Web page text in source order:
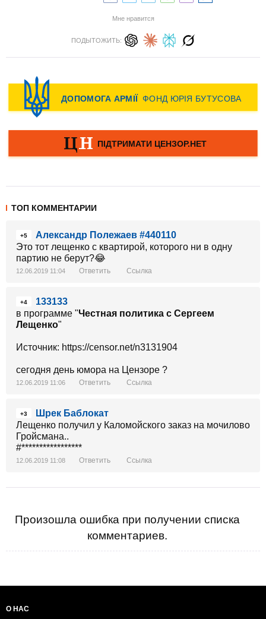
Мне нравится
ПОДЫТОЖИТЬ:
ТОП КОММЕНТАРИИ
+5
Александр Полежаев #440110
Это тот лещенко с квартирой, которого ни в одну
партию не берут?😂
12.06.2019 11:04 Ответить Ссылка
+4
133133
в программе "Честная политика с Сергеем
Лещенко"
Источник: https://censor.net/n3131904
сегодня день юмора на Цензоре ?
12.06.2019 11:06 Ответить Ссылка
+3
Шрек Баблокат
Лещенко получил у Каломойского заказ на мочилово
Гройсмана..
#*****************
12.06.2019 11:08 Ответить Ссылка
Произошла ошибка при получении списка
комментариев.
О НАС